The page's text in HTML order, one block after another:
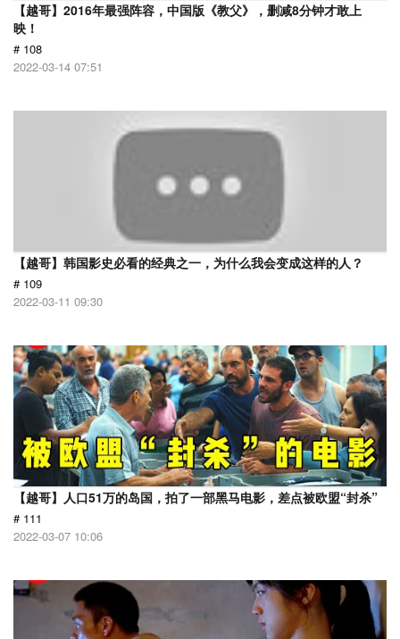
【越哥】2016年最强阵容，中国版《教父》，删减8分钟才敢上
映！
# 108
2022-03-14 07:51
【越哥】韩国影史必看的经典之一，为什么我会变成这样的人？
# 109
2022-03-11 09:30
【越哥】人口51万的岛国，拍了一部黑马电影，差点被欧盟“封杀”
# 111
2022-03-07 10:06